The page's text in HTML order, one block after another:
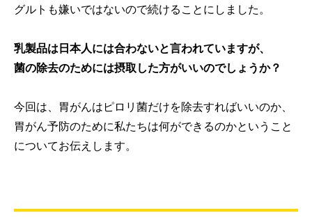
グルトも嫌いではないので続けることにしました。
乳製品は日本人には合わないと言われていますが、
菌の除去のためには摂取した方がいいのでしょうか？
今回は、胃がんはピロリ菌だけを除去すればいいのか、
胃がん予防のために私たちは何ができるのかということ
についてお伝えします。